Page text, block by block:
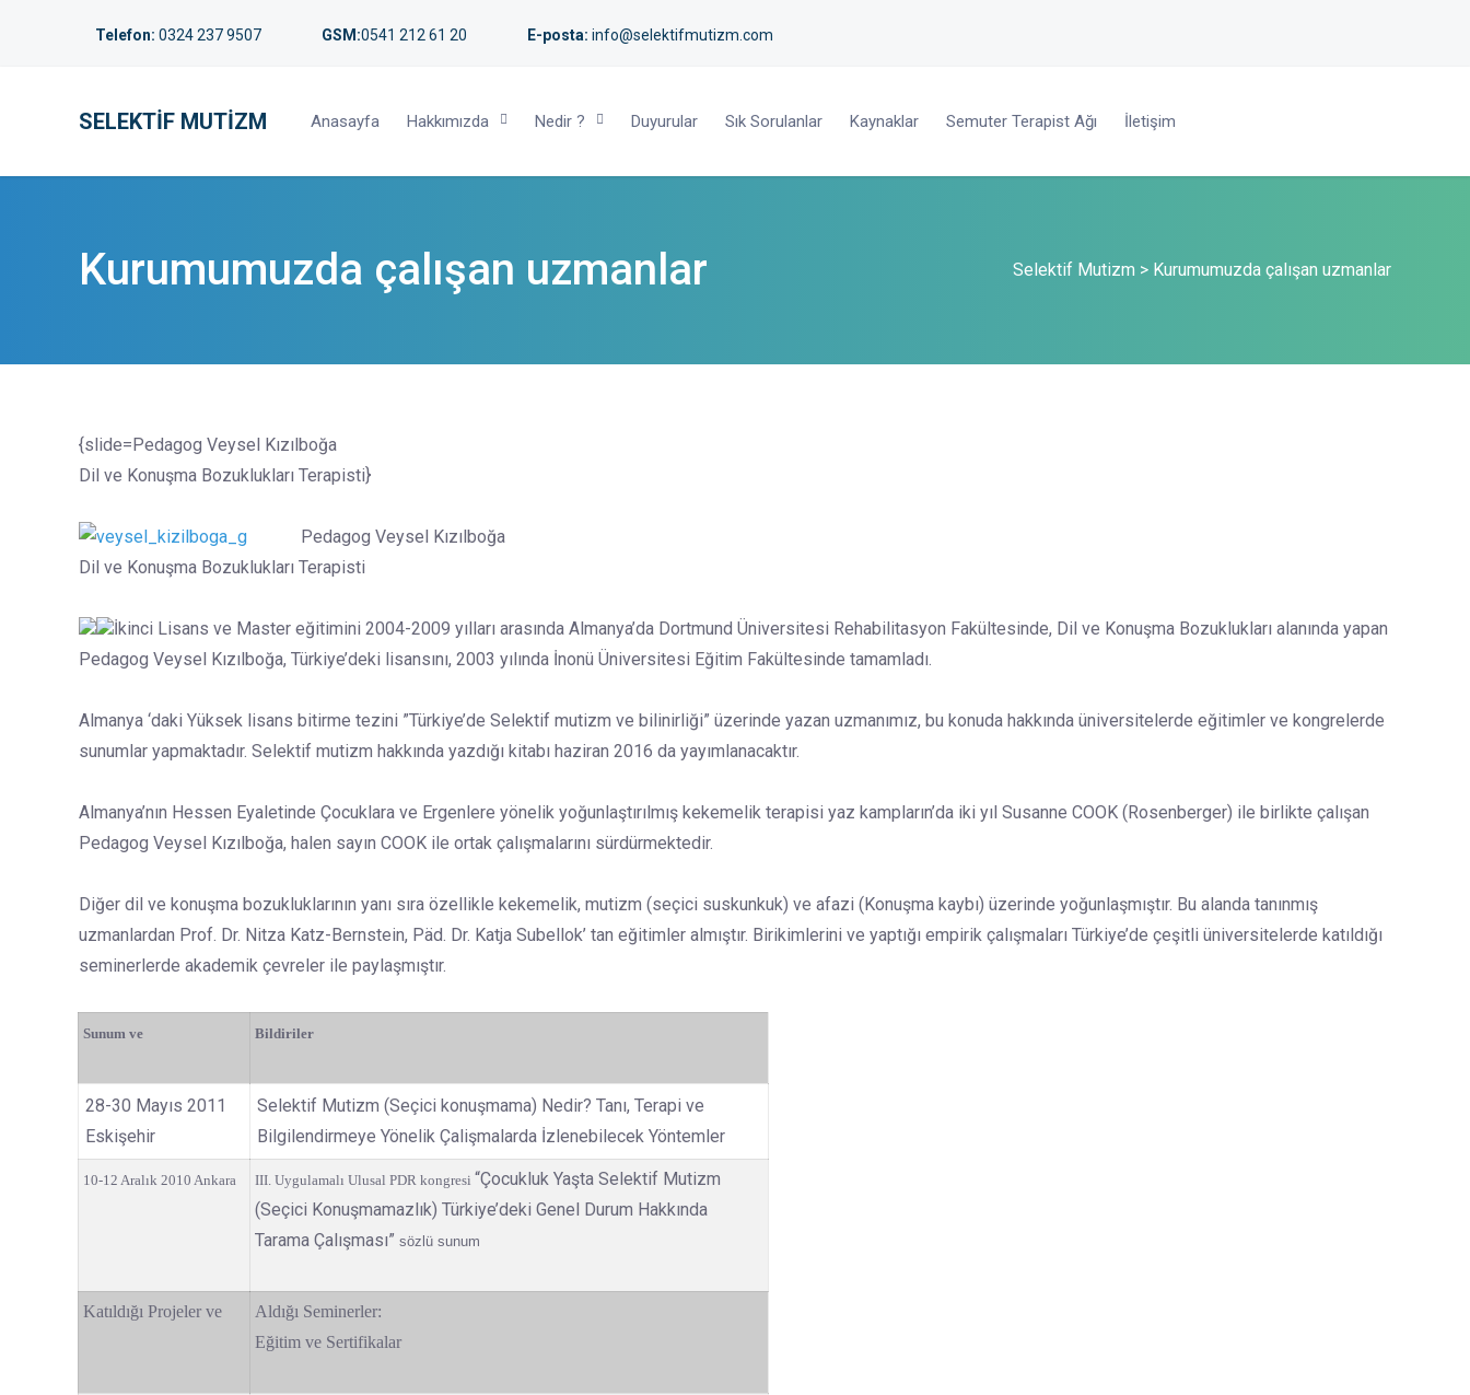
Telefon: 0324 237 9507 GSM:0541 212 61 20 E-posta: info@selektifmutizm.com
SELEKTIF MUTIZM Anasayfa Hakkımızda Nedir ? Duyurular Sık Sorulanlar Kaynaklar Semuter Terapist Ağı İletişim
Kurumumuzda çalışan uzmanlar Selektif Mutizm > Kurumumuzda çalışan uzmanlar
{slide=Pedagog Veysel Kızılboğa
Dil ve Konuşma Bozuklukları Terapisti}
Pedagog Veysel Kızılboğa
Dil ve Konuşma Bozuklukları Terapisti
İkinci Lisans ve Master eğitimini 2004-2009 yılları arasında Almanya’da Dortmund Üniversitesi Rehabilitasyon Fakültesinde, Dil ve Konuşma Bozuklukları alanında yapan
Pedagog Veysel Kızılboğa, Türkiye’deki lisansını, 2003 yılında İnonü Üniversitesi Eğitim Fakültesinde tamamladı.
Almanya ‘daki Yüksek lisans bitirme tezini ”Türkiye’de Selektif mutizm ve bilinirliği” üzerinde yazan uzmanımız, bu konuda hakkında üniversitelerde eğitimler ve kongrelerde
sunumlar yapmaktadır. Selektif mutizm hakkında yazdığı kitabı haziran 2016 da yayımlanacaktır.
Almanya’nın Hessen Eyaletinde Çocuklara ve Ergenlere yönelik yoğunlaştırılmış kekemelik terapisi yaz kampların’da iki yıl Susanne COOK (Rosenberger) ile birlikte çalışan
Pedagog Veysel Kızılboğa, halen sayın COOK ile ortak çalışmalarını sürdürmektedir.
Diğer dil ve konuşma bozukluklarının yanı sıra özellikle kekemelik, mutizm (seçici suskunkuk) ve afazi (Konuşma kaybı) üzerinde yoğunlaşmıştır. Bu alanda tanınmış
uzmanlardan Prof. Dr. Nitza Katz-Bernstein, Päd. Dr. Katja Subellok’ tan eğitimler almıştır. Birikimlerini ve yaptığı empirik çalışmaları Türkiye’de çeşitli üniversitelerde katıldığı
seminerlerde akademik çevreler ile paylaşmıştır.
Sunum ve Bildiriler
28-30 Mayıs 2011
Eskişehir
Selektif Mutizm (Seçici konuşmama) Nedir? Tanı, Terapi ve
Bilgilendirmeye Yönelik Çalişmalarda İzlenebilecek Yöntemler
10-12 Aralık 2010 Ankara III. Uygulamalı Ulusal PDR kongresi “Çocukluk Yaşta Selektif Mutizm
(Seçici Konuşmamazlık) Türkiye’deki Genel Durum Hakkında
Tarama Çalışması” sözlü sunum
Katıldığı Projeler ve
Aldığı Seminerler:
Eğitim ve Sertifikalar